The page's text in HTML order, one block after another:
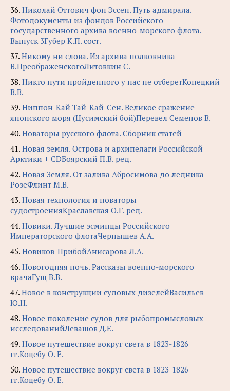
36. Николай Оттович фон Эссен. Путь адмирала.
Фотодокументы из фондов Российского
государственного архива военно-морского флота.
Выпуск 3Губер К.П. сост.
37. Никому ни слова. Из архива полковника
В.ПреображенскогоЛитовкин С.
38. Никто пути пройденного у нас не отберетКонецкий
В.В.
39. Ниппон-Кай Тай-Кай-Сен. Великое сражение
японского моря (Цусимский бой)Перевел Семенов В.
40. Новаторы русского флота. Сборник статей
41. Новая земля. Острова и архипелаги Российской
Арктики + CDБоярский П.В. ред.
42. Новая Земля. От залива Абросимова до ледника
РозеФлинт М.В.
43. Новая технология и новаторы
судостроенияКраславская О.Г. ред.
44. Новики. Лучшие эсминцы Российского
Императорского флотаЧернышев А.А.
45. Новиков-ПрибойАнисарова Л.А.
46. Новогодняя ночь. Рассказы военно-морского
врачаГущ В.В.
47. Новое в конструкции судовых дизелейВасильев
Ю.Н.
48. Новое поколение судов для рыбопромысловых
исследованийЛевашов Д.Е.
49. Новое путешествие вокруг света в 1823-1826
гг.Коцебу О. Е.
50. Новое путешествие вокруг света в 1823-1826
гг.Коцебу О. Е.